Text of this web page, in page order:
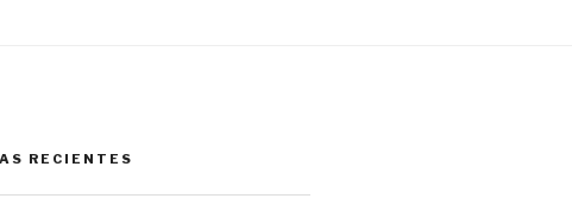
RECIENTES